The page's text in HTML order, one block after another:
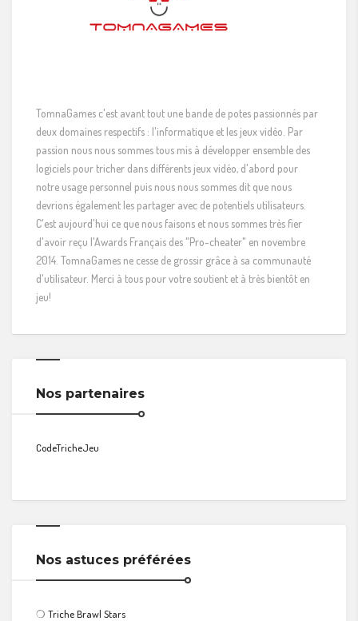
TomnaGames c'est avant tout une bande de potes passionnés par
deux domaines respectifs : l'informatique et les jeux vidéo. Par
passion nous nous sommes tous mis à développer ensemble des
logiciels pour tricher dans différents jeux vidéo, d'abord pour
notre usage personnel puis nous nous sommes dit que nous
devrions également les partager avec de potentiels utilisateurs.
C'est aujourd'hui ce que nous faisons et nous sommes très fier
d'avoir reçu l'Awards Français des "Pro-cheater" en novembre
2014. TomnaGames ne cesse de grossir grâce à sa communauté
d'utilisateur. Merci à tous pour votre soutient et à très bientôt en
jeu!
Nos partenaires
CodeTricheJeu
Nos astuces préférées
❍ Triche Brawl Stars